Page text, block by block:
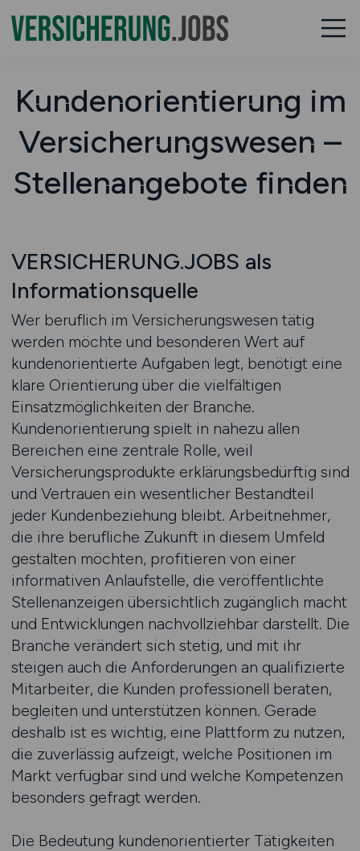
Kundenorientierung im
Versicherungswesen –
Stellenangebote finden
VERSICHERUNG.JOBS als
Informationsquelle
Wer beruflich im Versicherungswesen tätig
werden möchte und besonderen Wert auf
kundenorientierte Aufgaben legt, benötigt eine
klare Orientierung über die vielfältigen
Einsatzmöglichkeiten der Branche.
Kundenorientierung spielt in nahezu allen
Bereichen eine zentrale Rolle, weil
Versicherungsprodukte erklärungsbedürftig sind
und Vertrauen ein wesentlicher Bestandteil
jeder Kundenbeziehung bleibt. Arbeitnehmer,
die ihre berufliche Zukunft in diesem Umfeld
gestalten möchten, profitieren von einer
informativen Anlaufstelle, die veröffentlichte
Stellenanzeigen übersichtlich zugänglich macht
und Entwicklungen nachvollziehbar darstellt. Die
Branche verändert sich stetig, und mit ihr
steigen auch die Anforderungen an qualifizierte
Mitarbeiter, die Kunden professionell beraten,
begleiten und unterstützen können. Gerade
deshalb ist es wichtig, eine Plattform zu nutzen,
die zuverlässig aufzeigt, welche Positionen im
Markt verfügbar sind und welche Kompetenzen
besonders gefragt werden.
Die Bedeutung kundenorientierter Tätigkeiten